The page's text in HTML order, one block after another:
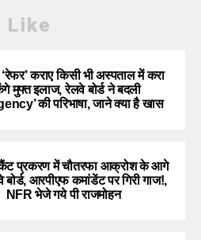
Like
कराए किसी भी अस्पताल में करा
मुफ्त इलाज, रेलवे बोर्ड ने बदली
की परिभाषा, जाने क्या है खास
प्रकरण में चौतरफा आक्रोश के आगे
आरपीएफ कमांडेंट पर गिरी गाज!,
NFR भेजे गये पी राजमोहन